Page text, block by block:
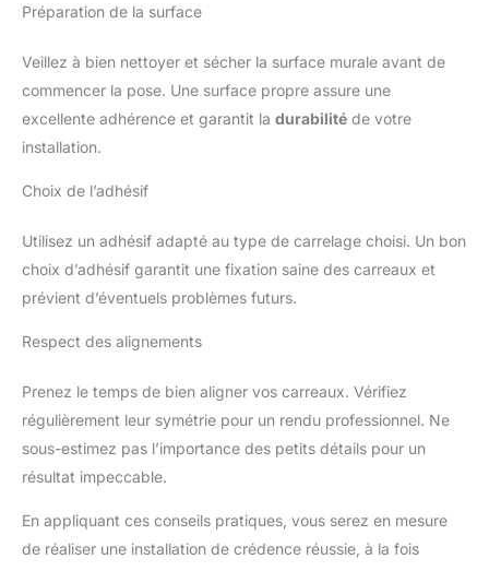
Préparation de la surface
Veillez à bien nettoyer et sécher la surface murale avant de
commencer la pose. Une surface propre assure une
excellente adhérence et garantit la durabilité de votre
installation.
Choix de l’adhésif
Utilisez un adhésif adapté au type de carrelage choisi. Un bon
choix d’adhésif garantit une fixation saine des carreaux et
prévient d’éventuels problèmes futurs.
Respect des alignements
Prenez le temps de bien aligner vos carreaux. Vérifiez
régulièrement leur symétrie pour un rendu professionnel. Ne
sous-estimez pas l’importance des petits détails pour un
résultat impeccable.
En appliquant ces conseils pratiques, vous serez en mesure
de réaliser une installation de crédence réussie, à la fois